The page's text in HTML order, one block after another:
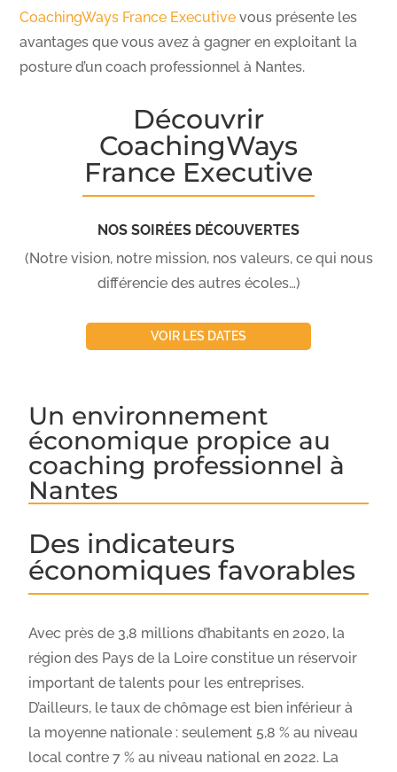
CoachingWays France Executivevous présente les
avantages que vous avez à gagner en exploitant la
posture d’un coach professionnel à Nantes.
Découvrir
CoachingWays
France Executive
NOS SOIRÉES DÉCOUVERTES
(Notre vision, notre mission, nos valeurs, ce qui nous
différencie des autres écoles…)
VOIR LES DATES
Un environnement
économique propice au
coaching professionnel à
Nantes
Des indicateurs
économiques favorables
Avec près de 3,8 millions d’habitants en 2020, la
région des Pays de la Loire constitue un réservoir
important de talents pour les entreprises.
D’ailleurs, le taux de chômage est bien inférieur à
la moyenne nationale : seulement 5,8 % au niveau
local contre 7 % au niveau national en 2022. La